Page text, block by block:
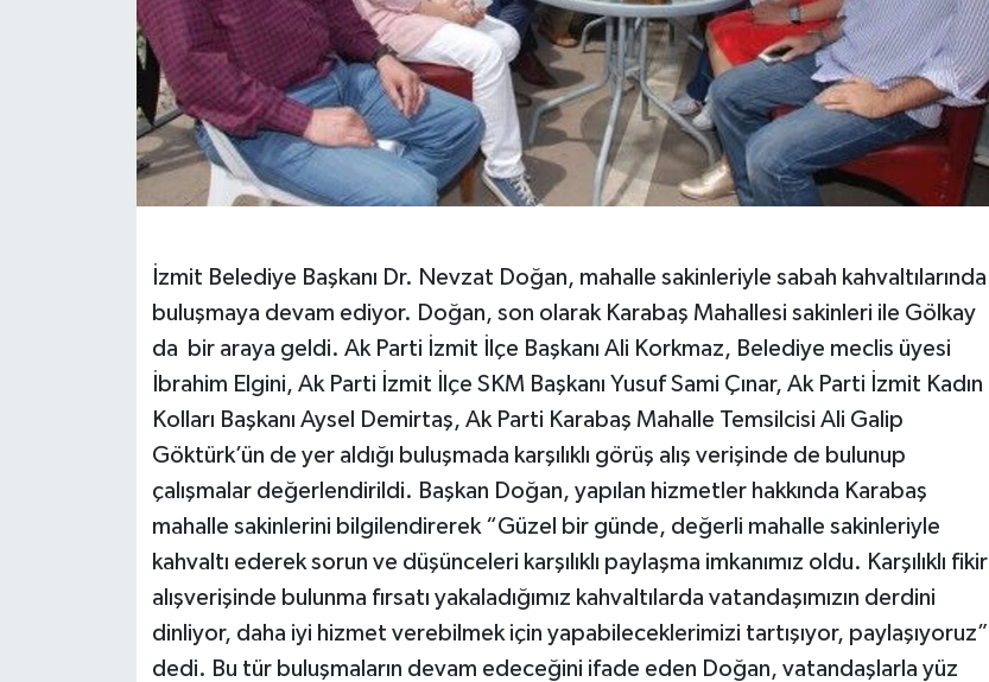
İzmit Belediye Başkanı Dr. Nevzat Doğan, mahalle sakinleriyle sabah kahvaltılarında
buluşmaya devam ediyor. Doğan, son olarak Karabaş Mahallesi sakinleri ile Gölkay
da bir araya geldi. Ak Parti İzmit İlçe Başkanı Ali Korkmaz, Belediye meclis üyesi
İbrahim Elgini, Ak Parti İzmit İlçe SKM Başkanı Yusuf Sami Çınar, Ak Parti İzmit Kadın
Kolları Başkanı Aysel Demirtaş, Ak Parti Karabaş Mahalle Temsilcisi Ali Galip
Göktürk’ün de yer aldığı buluşmada karşılıklı görüş alış verişinde de bulunup
çalışmalar değerlendirildi. Başkan Doğan, yapılan hizmetler hakkında Karabaş
mahalle sakinlerini bilgilendirerek “Güzel bir günde, değerli mahalle sakinleriyle
kahvaltı ederek sorun ve düşünceleri karşılıklı paylaşma imkanımız oldu. Karşılıklı fikir
alışverişinde bulunma fırsatı yakaladığımız kahvaltılarda vatandaşımızın derdini
dinliyor, daha iyi hizmet verebilmek için yapabileceklerimizi tartışıyor, paylaşıyoruz”
dedi. Bu tür buluşmaların devam edeceğini ifade eden Doğan, vatandaşlarla yüz